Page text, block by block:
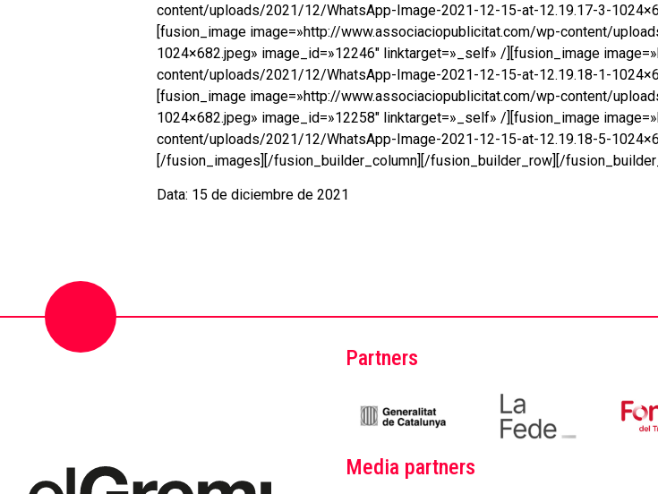
content/uploads/2021/12/WhatsApp-Image-2021-12-15-at-12.19.17-3-
[fusion_image image=»http://www.associaciopublicitat.com/wp-content/
1024×682.jpeg» image_id=»12246″ linktarget=»_self» /][fusion_image
content/uploads/2021/12/WhatsApp-Image-2021-12-15-at-12.19.18-1-
[fusion_image image=»http://www.associaciopublicitat.com/wp-content/
1024×682.jpeg» image_id=»12258″ linktarget=»_self» /][fusion_image
content/uploads/2021/12/WhatsApp-Image-2021-12-15-at-12.19.18-5-
[/fusion_images][/fusion_builder_column][/fusion_builder_row][/
Data: 15 de diciembre de 2021
Partners
Media partners